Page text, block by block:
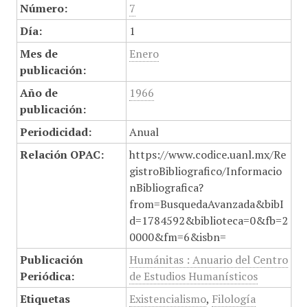
Número:
7
Día:
1
Mes de
publicación:
Enero
Año de
publicación:
1966
Periodicidad:
Anual
Relación OPAC:
https://www.codice.uanl.mx/Re
gistroBibliografico/Informacio
nBibliografica?
from=BusquedaAvanzada&bibI
d=1784592&biblioteca=0&fb=2
0000&fm=6&isbn=
Publicación
Periódica:
Humánitas : Anuario del Centro
de Estudios Humanísticos
Etiquetas
Existencialismo, Filología